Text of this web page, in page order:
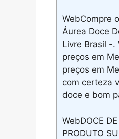
WebCompre
Áurea Doce
Livre Brasil -.
preços em
preços em
com certeza
doce e bom
WebDOCE
PRODUTO